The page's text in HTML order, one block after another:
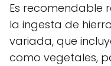
Es recomendable
la ingesta de
variada, que
como vegetales,